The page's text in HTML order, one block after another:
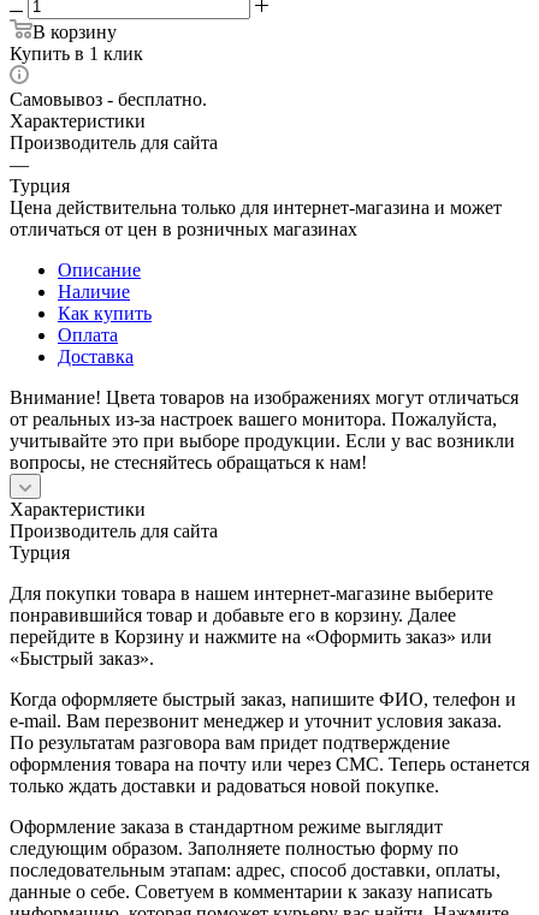
В корзину
Купить в 1 клик
Самовывоз - бесплатно.
Характеристики
Производитель для сайта
—
Турция
Цена действительна только для интернет-магазина и может
отличаться от цен в розничных магазинах
Описание
Наличие
Как купить
Оплата
Доставка
Внимание! Цвета товаров на изображениях могут отличаться
от реальных из-за настроек вашего монитора. Пожалуйста,
учитывайте это при выборе продукции. Если у вас возникли
вопросы, не стесняйтесь обращаться к нам!
Характеристики
Производитель для сайта
Турция
Для покупки товара в нашем интернет-магазине выберите
понравившийся товар и добавьте его в корзину. Далее
перейдите в Корзину и нажмите на «Оформить заказ» или
«Быстрый заказ».
Когда оформляете быстрый заказ, напишите ФИО, телефон и
e-mail. Вам перезвонит менеджер и уточнит условия заказа.
По результатам разговора вам придет подтверждение
оформления товара на почту или через СМС. Теперь останется
только ждать доставки и радоваться новой покупке.
Оформление заказа в стандартном режиме выглядит
следующим образом. Заполняете полностью форму по
последовательным этапам: адрес, способ доставки, оплаты,
данные о себе. Советуем в комментарии к заказу написать